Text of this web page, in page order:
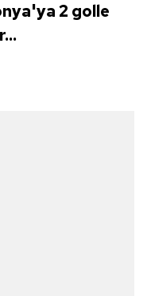
2 golle